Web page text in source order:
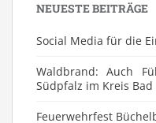
NEUESTE BEITRÄGE
Social Media für die
Waldbrand: Auch
Südpfalz im Kreis
Feuerwehrfest